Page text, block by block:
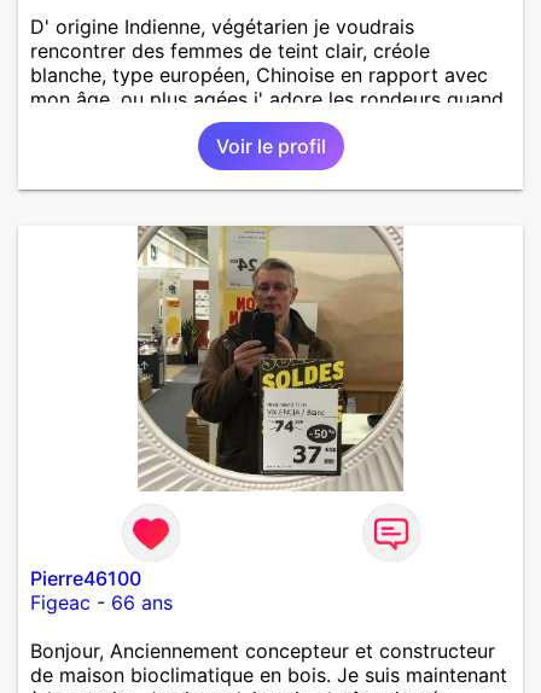
D' origine Indienne, végétarien je voudrais
rencontrer des femmes de teint clair, créole
blanche, type européen, Chinoise en rapport avec
mon âge, ou plus agées j' adore les rondeurs quand
elles sont mises en valeur,pour aventure suivie, se
voir chez moi, se voir régulièrement si on le désire
tous les deux, une relation simple, sans engagement
le temps qu' on le souhaite
Voir le profil
Pierre46100
Figeac - 66 ans
Bonjour, Anciennement concepteur et constructeur
de maison bioclimatique en bois. Je suis maintenant